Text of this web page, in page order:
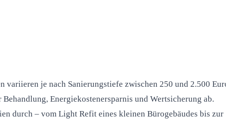
je nach Sanierungstiefe zwischen 250 und 2.500
Energiekostenersparnis und Wertsicherung ab.
durch – vom Light Refit eines kleinen Bürogebäudes bis zur